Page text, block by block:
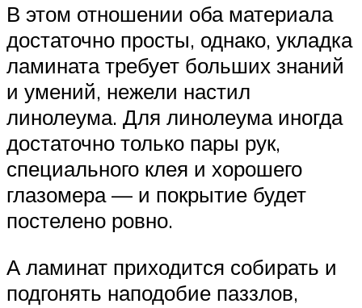
В этом отношении оба материала
достаточно просты, однако, укладка
ламината требует больших знаний
и умений, нежели настил
линолеума. Для линолеума иногда
достаточно только пары рук,
специального клея и хорошего
глазомера — и покрытие будет
постелено ровно.
А ламинат приходится собирать и
подгонять наподобие паззлов,